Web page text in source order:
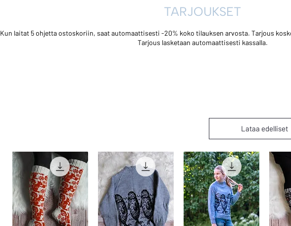
Lataa edelliset
TARJOUKSET
Kun laitat 5 ohjetta ostoskoriin, saat automaattisesti -20% koko tilauksen arvosta. Tarjous
Tarjous lasketaan automaattisesti kassalla.